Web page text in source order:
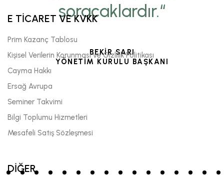
soracaklardır.“
BEKİR SARI
YÖNETİM KURULU BAŞKANI
E TİCARET VE KVKK
Prim Kazanç Tablosu
Kişisel Verilerin Korunması ve Gizlilik Politikası
Cayma Hakkı
Ersağ Avrupa
Seminer Takvimi
Bilgi Toplumu Hizmetleri
Mesafeli Satış Sözleşmesi
DİĞER